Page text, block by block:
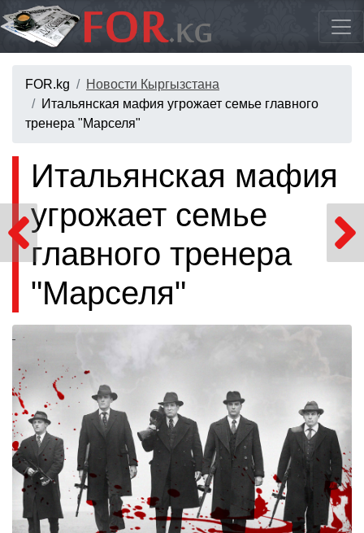
FOR.kg
Новости Кыргызстана
Итальянская мафия угрожает семье главного
тренера "Марселя"
Итальянская мафия
угрожает семье
главного тренера
"Марселя"